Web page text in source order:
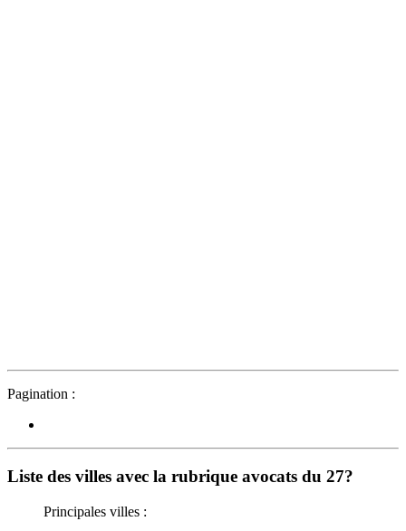
Pagination :
Liste des villes avec la rubrique avocats du 27?
Principales villes :